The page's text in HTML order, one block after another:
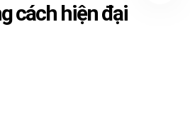
cách hiện đại